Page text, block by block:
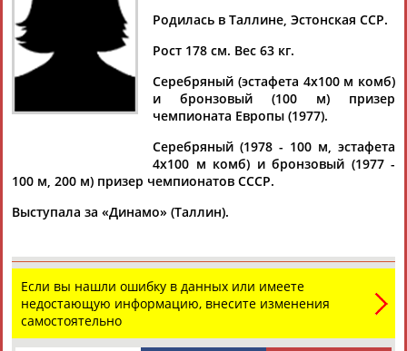
Дмитрий
Тамилла
АБАСОВА
Рамазан
АБАЧАРАЕВ
Ростом
АБАШИДЗЕ
Флюра
БУЛАТОВА
Татьяна
Акжана
Родилась в Таллине, Эстонская ССР.
Рост 178 см. Вес 63 кг.
Серебряный (эстафета 4х100 м комб)
и бронзовый (100 м) призер
чемпионата Европы (1977).
Серебряный (1978 - 100 м, эстафета
4х100 м комб) и бронзовый (1977 -
100 м, 200 м) призер чемпионатов СССР.
Выступала за «Динамо» (Таллин).
Если вы нашли ошибку в данных или имеете
недостающую информацию, внесите изменения
самостоятельно